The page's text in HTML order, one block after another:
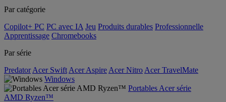
Par catégorie
Copilot+ PC PC avec IA Jeu Produits durables Professionnelle
Apprentissage Chromebooks
Par série
Predator Acer Swift Acer Aspire Acer Nitro Acer TravelMate
Windows
Portables Acer série
AMD Ryzen™